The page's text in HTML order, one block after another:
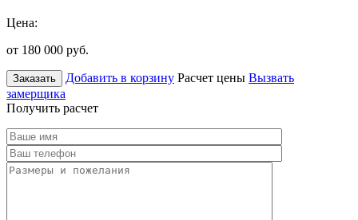
Цена:
от 180 000 руб.
Заказать Добавить в корзину Расчет цены Вызвать
замерщика
Получить расчет